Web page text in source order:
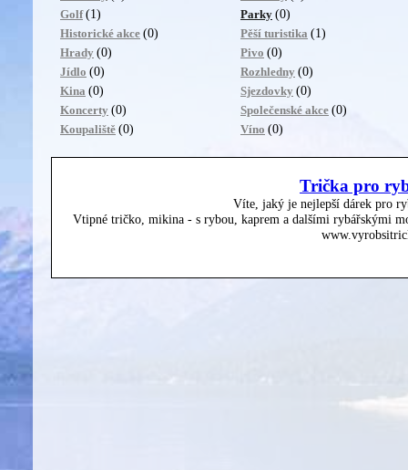
Golf (1)
Historické akce (0)
Hrady (0)
Jídlo (0)
Kina (0)
Koncerty (0)
Koupaliště (0)
Parky (0)
Pěší turistika (1)
Pivo (0)
Rozhledny (0)
Sjezdovky (0)
Společenské akce (0)
Víno (0)
Trička pro
Víte, jaký je nejlepší dárek pro
Vtipné tričko, mikina - s rybou, kaprem a dalšími rybářskými